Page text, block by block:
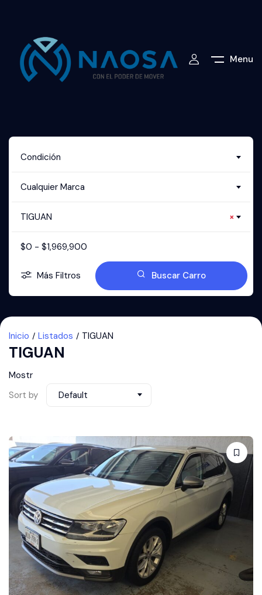
Menu
Condición
Cualquier Marca
×
TIGUAN
$0 - $1,969,900
Más Filtros Buscar Carro
Inicio Listados TIGUAN
TIGUAN
Mostr
Sort by
Default